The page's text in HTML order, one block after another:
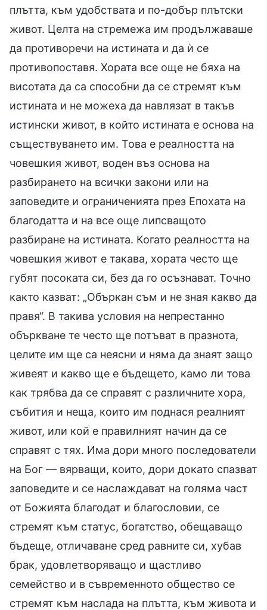
плътта, към удобствата и по-добър плътски
живот. Целта на стремежа им продължаваше
да противоречи на истината и да ѝ се
противопоставя. Хората все още не бяха на
висотата да са способни да се стремят към
истината и не можеха да навлязат в такъв
истински живот, в който истината е основа на
съществуването им. Това е реалността на
човешкия живот, воден въз основа на
разбирането на всички закони или на
заповедите и ограниченията през Епохата на
благодатта и на все още липсващото
разбиране на истината. Когато реалността на
човешкия живот е такава, хората често ще
губят посоката си, без да го осъзнават. Точно
както казват: „Объркан съм и не зная какво да
правя“. В такива условия на непрестанно
объркване те често ще потъват в празнота,
целите им ще са неясни и няма да знаят защо
живеят и какво ще е бъдещето, камо ли това
как трябва да се справят с различните хора,
събития и неща, които им поднася реалният
живот, или кой е правилният начин да се
справят с тях. Има дори много последователи
на Бог — вярващи, които, дори докато спазват
заповедите и се наслаждават на голяма част
от Божията благодат и благословии, се
стремят към статус, богатство, обещаващо
бъдеще, отличаване сред равните си, хубав
брак, удовлетворяващо и щастливо
семейство и в съвременното общество се
стремят към наслада на плътта, към живота и